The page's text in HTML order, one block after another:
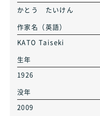
かとう たいけん
作家名（英語）
KATO Taiseki
生年
1926
没年
2009